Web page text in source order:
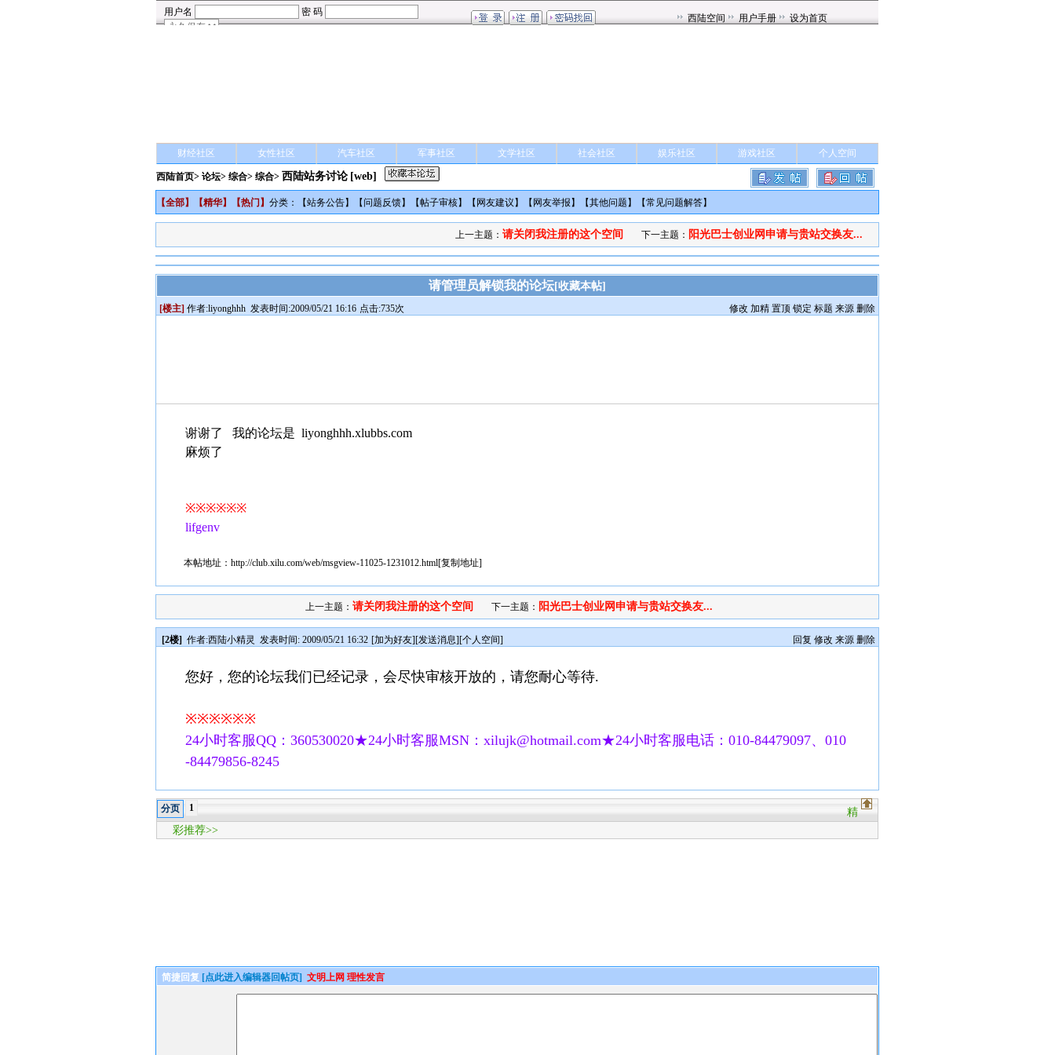
财经社区 女性社区 汽车社区 军事社区 文学社区 社会社区 娱乐社区 游戏社区 个人空间
西陆首页> 论坛> 综合> 综合> 西陆站务讨论 [web]
【全部】【精华】【热门 】 分类：【站务公告】【问题反馈】【帖子审核】【 网友建议 】【 网友举报 】【其他问题 】【常见问题解答】
上一主题： 请关闭我注册的这个空间 下一主题： 阳光巴士创业网申请与贵站交换友...
请管理员解锁我的论坛[收藏本帖]
[楼主] 作者:liyonghhh 发表时间:2009/05/21 16:16 修改 加精 置顶 锁定 标题 来源 删除
点击:735次
谢谢了 我的论坛是 liyonghhh.xlubbs.com
麻烦了
※※※※※※
lifgenv
本帖地址： http://club.xilu.com/web/msgview-11025-1231012.html[复制地址]
上一主题：请关闭我注册的这个空间 下一主题： 阳光巴士创业网申请与贵站交换友...
[2楼] 作者:西陆小精灵 发表时间: 2009/05/21 16:32 [加为好友][发送消息][个人空间] 回复 修改 来源 删除
您好，您的论坛我们已经记录，会尽快审核开放的，请您耐心等待.
※※※※※※
24小时客服QQ：360530020★24小时客服MSN：xilujk@hotmail.com★24小时客服电话：010-84479097、010
-84479856-8245
分页 1
精
彩推荐>>
简捷回复 [点此进入编辑器回帖页] 文明上网 理性发言